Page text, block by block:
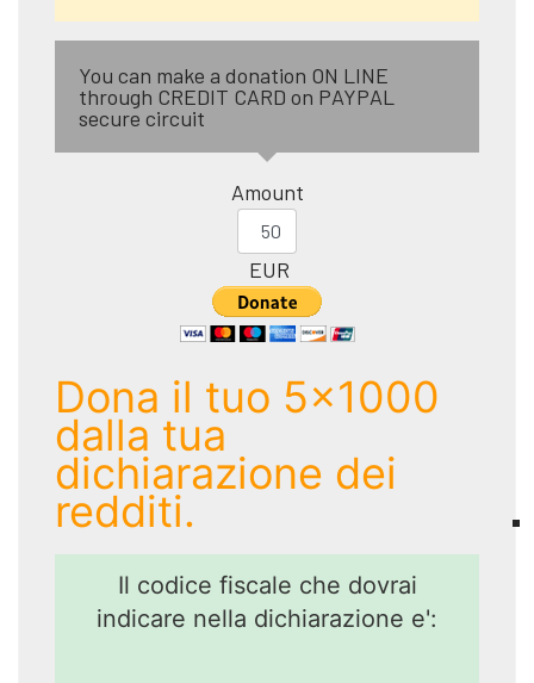
You can make a donation ON LINE
through CREDIT CARD on PAYPAL
secure circuit
Amount
EUR
Dona il tuo 5x1000
dalla tua
dichiarazione dei
redditi.
Il codice fiscale che dovrai
indicare nella dichiarazione e':